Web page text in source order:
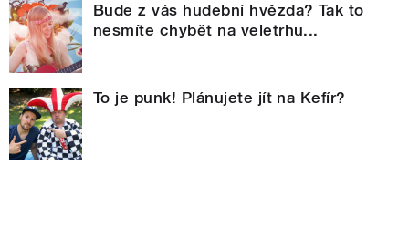
Bude z vás hudební hvězda? Tak to
nesmíte chybět na veletrhu...
To je punk! Plánujete jít na Kefír?